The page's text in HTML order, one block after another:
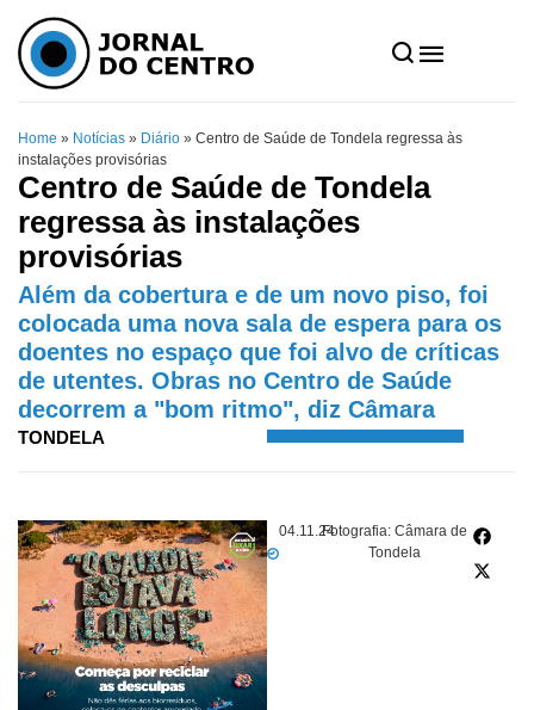
Home » Notícias » Diário » Centro de Saúde de Tondela regressa às
instalações provisórias
Centro de Saúde de Tondela
regressa às instalações
provisórias
Além da cobertura e de um novo piso, foi
colocada uma nova sala de espera para os
doentes no espaço que foi alvo de críticas
de utentes. Obras no Centro de Saúde
decorrem a "bom ritmo", diz Câmara
TONDELA
04.11.24Fotografia: Câmara de
Tondela